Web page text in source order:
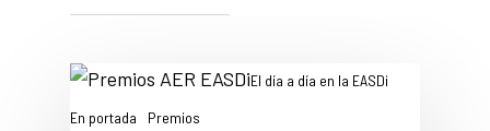
El día a día en la EASDi
En portada
Premios